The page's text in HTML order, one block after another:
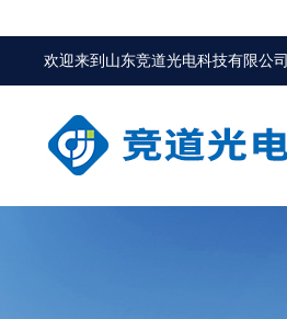
欢迎来到 山东竞道光电科技有限公司